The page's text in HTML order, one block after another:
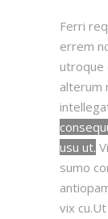
Ferri
errem
utroque
alterum
usu ut.
sumo
vix